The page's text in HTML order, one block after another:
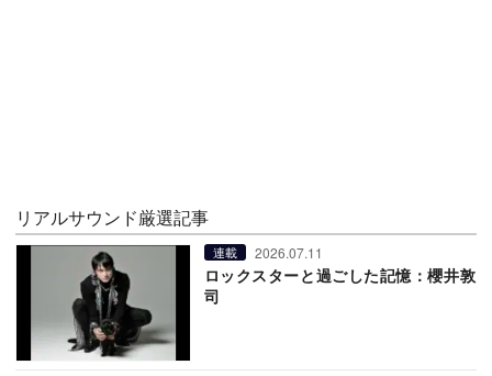
リアルサウンド厳選記事
連載 2026.07.11
ロックスターと過ごした記憶：櫻井敦
司